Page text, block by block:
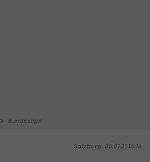
Bundesliga
Salzburg, 05.01.21 16:16